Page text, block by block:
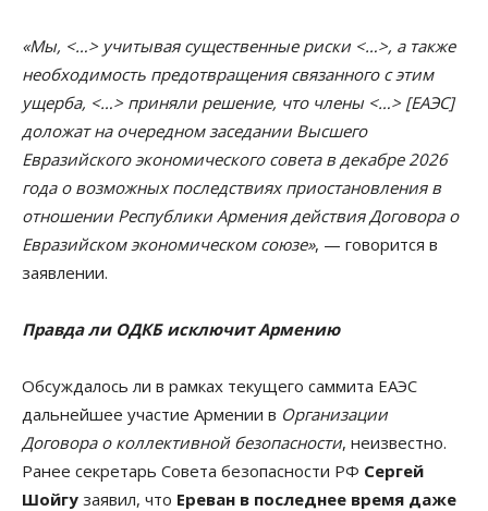
«Мы, <…> учитывая существенные риски <…>, а также
необходимость предотвращения связанного с этим
ущерба, <…> приняли решение, что члены <…> [ЕАЭС]
доложат на очередном заседании Высшего
Евразийского экономического совета в декабре 2026
года о возможных последствиях приостановления в
отношении Республики Армения действия Договора о
Евразийском экономическом союзе», — говорится в
заявлении.
Правда ли ОДКБ исключит Армению
Обсуждалось ли в рамках текущего саммита ЕАЭС
дальнейшее участие Армении в Организации
Договора о коллективной безопасности, неизвестно.
Ранее секретарь Совета безопасности РФ Сергей
Шойгу заявил, что Ереван в последнее время даже